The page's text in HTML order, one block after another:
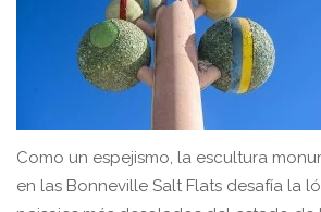
Como un espejismo, la escultura
en las Bonneville Salt Flats desafía la